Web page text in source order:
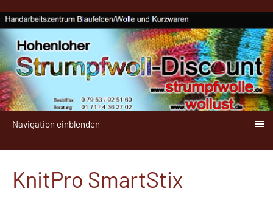
Navigation einblenden
KnitPro SmartStix